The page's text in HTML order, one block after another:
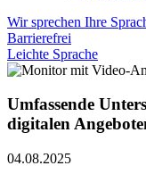
Wir sprechen Ihre
Barrierefrei
Leichte Sprache
Umfassende
digitalen
04.08.2025